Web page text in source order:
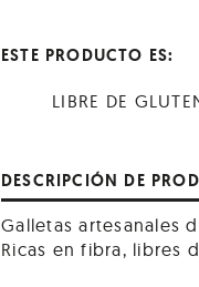
ESTE PRODUCTO ES:
LIBRE DE
DESCRIPCIÓN DE
Galletas artesanales
Ricas en fibra, libres